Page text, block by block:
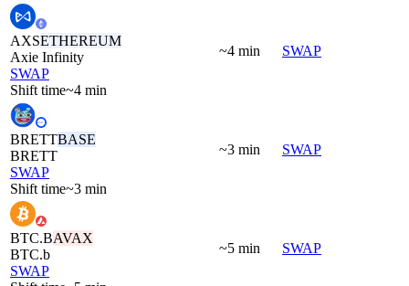
AXSETHEREUM
Axie Infinity
SWAP
Shift time~4 min
~4 min SWAP
BRETTBASE
BRETT
SWAP
Shift time~3 min
~3 min SWAP
BTC.BAVAX
BTC.b
SWAP
~5 min SWAP